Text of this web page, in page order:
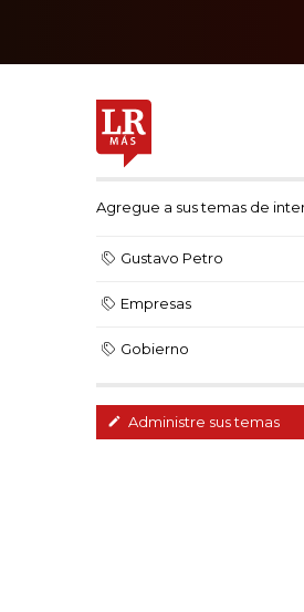
Agregue a sus temas de
Gustavo Petro
Empresas
Gobierno
Administre sus temas